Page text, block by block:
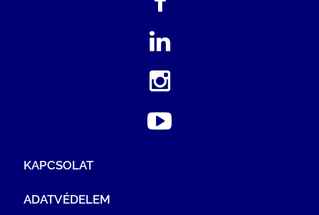
KAPCSOLAT
ADATVÉDELEM